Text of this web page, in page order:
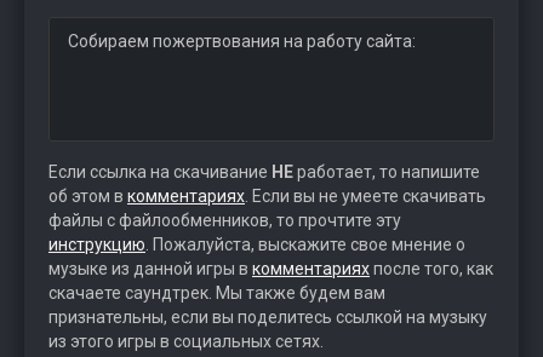
Собираем пожертвования на работу сайта:
Если ссылка на скачивание НЕработает, то напишите
об этом в комментариях . Если вы не умеете скачивать
файлы с файлообменников, то прочтите эту
инструкцию . Пожалуйста, выскажите свое мнение о
музыке из данной игры в комментарияхпосле того, как
скачаете саундтрек. Мы также будем вам
признательны, если вы поделитесь ссылкой на музыку
из этого игры в социальных сетях.